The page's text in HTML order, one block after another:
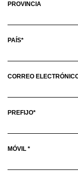
PROVINCIA
PAÍS*
CORREO
PREFIJO*
MÓVIL *